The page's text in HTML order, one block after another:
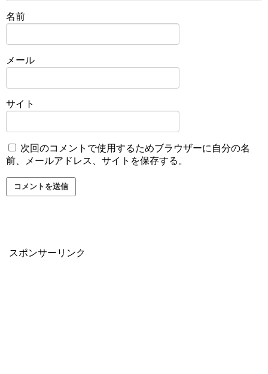
名前
メール
サイト
次回のコメントで使用するためブラウザーに自分の名
前、メールアドレス、サイトを保存する。
スポンサーリンク